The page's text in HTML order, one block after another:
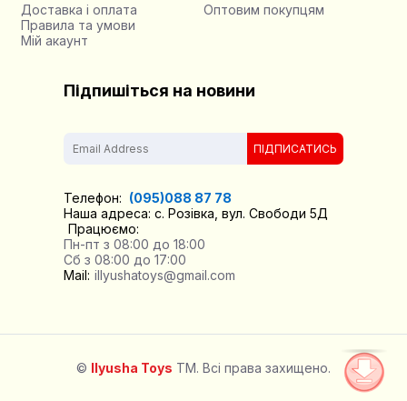
Доставка і оплата
Правила та умови
Мій акаунт
Оптовим покупцям
Підпишіться на новини
ПІДПИСАТИСЬ
Телефон: (095)088 87 78
Наша адреса: с. Розівка, вул. Свободи 5Д
Працюємо:
Пн-пт з 08:00 до 18:00
Сб з 08:00 до 17:00
Mail: illyushatoys@gmail.com
© Ilyusha Toys TM. Всі права захищено.